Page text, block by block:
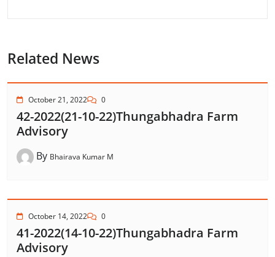
Related News
October 21, 2022 0
42-2022(21-10-22)Thungabhadra Farm
Advisory
By Bhairava Kumar M
October 14, 2022 0
41-2022(14-10-22)Thungabhadra Farm
Advisory